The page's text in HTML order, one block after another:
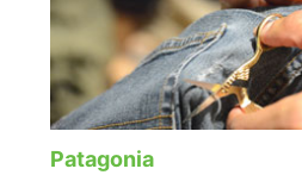
Patagonia